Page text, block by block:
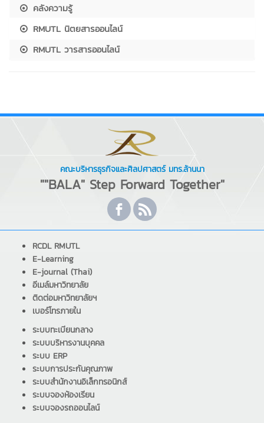
คลังความรู้
RMUTL นิตยสารออนไลน์
RMUTL วารสารออนไลน์
คณะบริหารธุรกิจและศิลปศาสตร์ มทร.ล้านนา
""BALA" Step Forward Together"
RCDL RMUTL
E-Learning
E-journal (Thai)
อีเมล์มหาวิทยาลัย
ติดต่อมหาวิทยาลัยฯ
เบอร์โทรภายใน
ระบบทะเบียนกลาง
ระบบบริหารงานบุคคล
ระบบ ERP
ระบบการประกันคุณภาพ
ระบบสำนักงานอิเล็กทรอนิกส์
ระบบจองห้องเรียน
ระบบจองรถออนไลน์